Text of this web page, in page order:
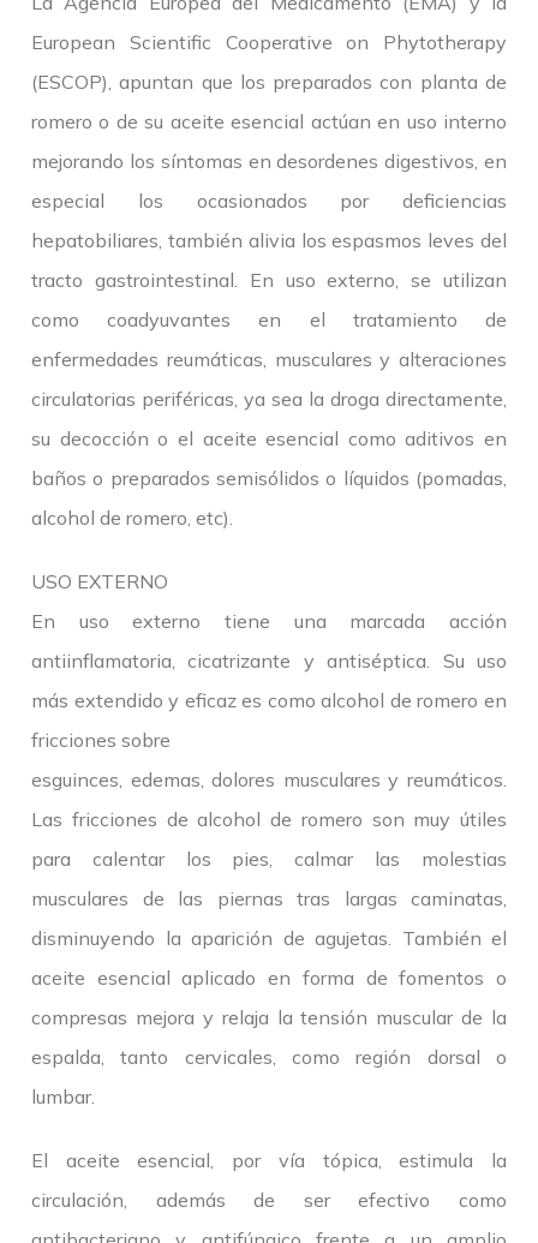
European Scientific Cooperative on Phytotherapy
(ESCOP), apuntan que los preparados con planta de
romero o de su aceite esencial actúan en uso interno
mejorando los síntomas en desordenes digestivos, en
especial los ocasionados por deficiencias
hepatobiliares, también alivia los espasmos leves del
tracto gastrointestinal. En uso externo, se utilizan
como coadyuvantes en el tratamiento de
enfermedades reumáticas, musculares y alteraciones
circulatorias periféricas, ya sea la droga directamente,
su decocción o el aceite esencial como aditivos en
baños o preparados semisólidos o líquidos (pomadas,
alcohol de romero, etc).
USO EXTERNO
En uso externo tiene una marcada acción
antiinflamatoria, cicatrizante y antiséptica. Su uso
más extendido y eficaz es como alcohol de romero en
fricciones sobre
esguinces, edemas, dolores musculares y reumáticos.
Las fricciones de alcohol de romero son muy útiles
para calentar los pies, calmar las molestias
musculares de las piernas tras largas caminatas,
disminuyendo la aparición de agujetas. También el
aceite esencial aplicado en forma de fomentos o
compresas mejora y relaja la tensión muscular de la
espalda, tanto cervicales, como región dorsal o
lumbar.
El aceite esencial, por vía tópica, estimula la
circulación, además de ser efectivo como